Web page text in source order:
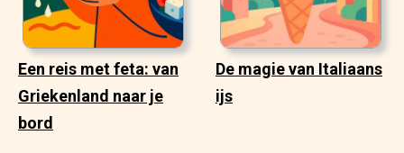
Een reis met feta: van
Griekenland naar je
bord
De magie van Italiaans
ijs